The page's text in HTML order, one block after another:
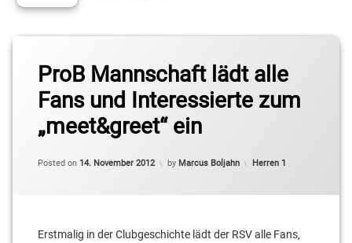
ProB Mannschaft lädt alle
Fans und Interessierte zum
„meet&greet“ ein
Posted on 14. November 2012
Updated on14. November 2012
by Marcus Boljahn Categories:
Herren 1
Erstmalig in der Clubgeschichte lädt der RSV alle Fans,
Fanclub